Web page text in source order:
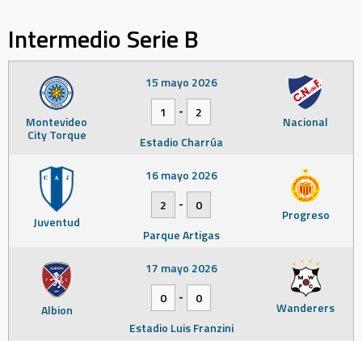
Intermedio Serie B
Montevideo
City Torque
Nacional
15 mayo 2026
1
-
2
Estadio Charrúa
Juventud Progreso
16 mayo 2026
2
-
0
Parque Artigas
Albion Wanderers
17 mayo 2026
0
-
0
Estadio Luis Franzini